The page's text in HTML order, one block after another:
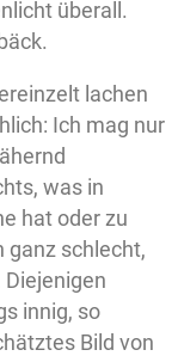
überall.
lachen
Ich mag nur
was in
hat oder zu
ganz schlecht,
innig, so
Bild von